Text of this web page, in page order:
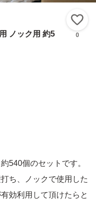
ノック用 約5
0
540個のセットです。
ち、ノックで使用した
効利用して頂けたらと